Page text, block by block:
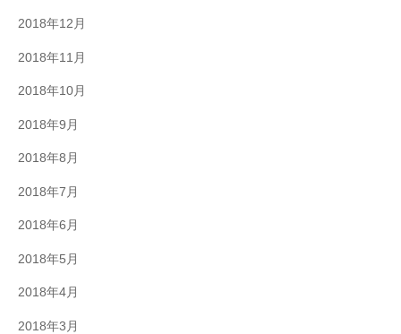
2018年12月
2018年11月
2018年10月
2018年9月
2018年8月
2018年7月
2018年6月
2018年5月
2018年4月
2018年3月